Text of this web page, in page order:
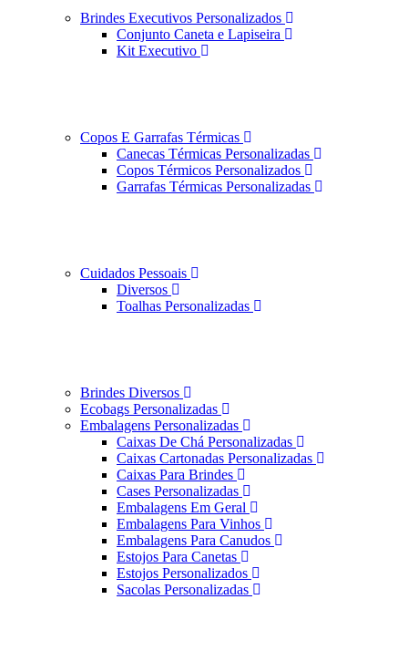
Brindes Executivos Personalizados
Conjunto Caneta e Lapiseira
Kit Executivo
Copos E Garrafas Térmicas
Canecas Térmicas Personalizadas
Copos Térmicos Personalizados
Garrafas Térmicas Personalizadas
Cuidados Pessoais
Diversos
Toalhas Personalizadas
Brindes Diversos
Ecobags Personalizadas
Embalagens Personalizadas
Caixas De Chá Personalizadas
Caixas Cartonadas Personalizadas
Caixas Para Brindes
Cases Personalizadas
Embalagens Em Geral
Embalagens Para Vinhos
Embalagens Para Canudos
Estojos Para Canetas
Estojos Personalizados
Sacolas Personalizadas